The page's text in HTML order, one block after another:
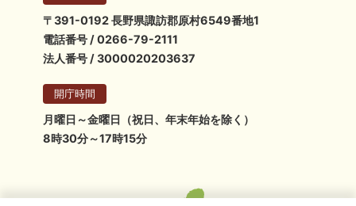
〒391-0192 長野県諏訪郡原村6549番地1
電話番号 / 0266-79-2111
法人番号 / 3000020203637
開庁時間
月曜日～金曜日（祝日、年末年始を除く）
8時30分～17時15分